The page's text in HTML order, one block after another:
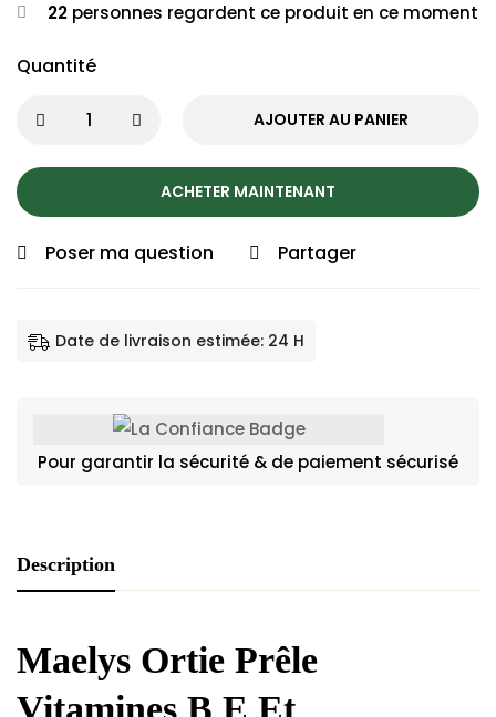
22 personnes regardent ce produit en ce moment
Quantité
AJOUTER AU PANIER
ACHETER MAINTENANT
Poser ma question Partager
Date de livraison estimée: 24 H
Pour garantir la sécurité & de paiement sécurisé
Description
Maelys Ortie Prêle
Vitamines B E Et